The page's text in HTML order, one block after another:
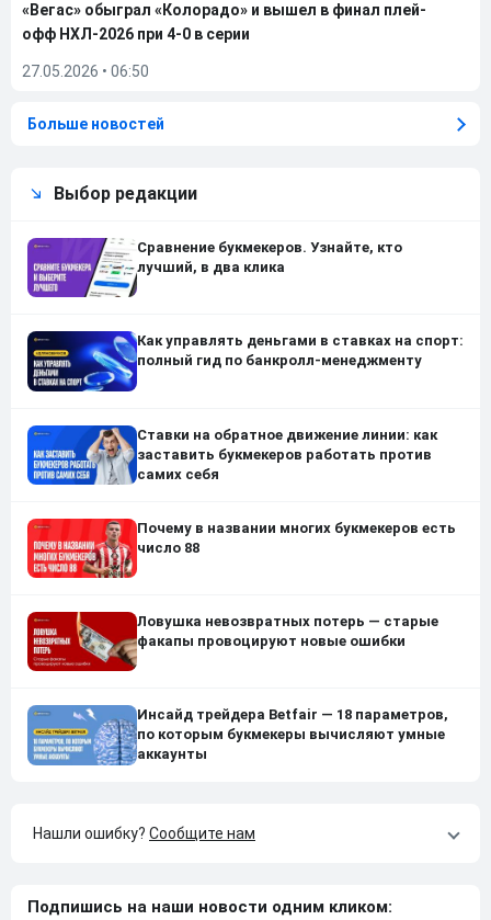
«Вегас» обыграл «Колорадо» и вышел в финал плей-
офф НХЛ-2026 при 4-0 в серии
27.05.2026 • 06:50
Больше новостей
Выбор редакции
Сравнение букмекеров. Узнайте, кто
лучший, в два клика
Как управлять деньгами в ставках на спорт:
полный гид по банкролл-менеджменту
Ставки на обратное движение линии: как
заставить букмекеров работать против
самих себя
Почему в названии многих букмекеров есть
число 88
Ловушка невозвратных потерь — старые
факапы провоцируют новые ошибки
Инсайд трейдера Betfair — 18 параметров,
по которым букмекеры вычисляют умные
аккаунты
Нашли ошибку? Сообщите нам
Подпишись на наши новости одним кликом: